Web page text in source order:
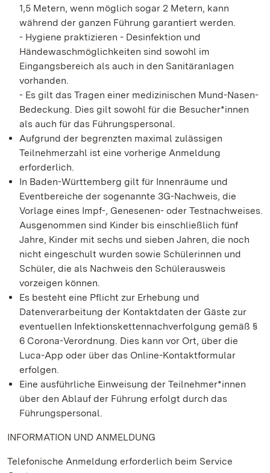
1,5 Metern, wenn möglich sogar 2 Metern, kann
während der ganzen Führung garantiert werden.
- Hygiene praktizieren - Desinfektion und
Händewaschmöglichkeiten sind sowohl im
Eingangsbereich als auch in den Sanitäranlagen
vorhanden.
- Es gilt das Tragen einer medizinischen Mund-Nasen-
Bedeckung. Dies gilt sowohl für die Besucher*innen
als auch für das Führungspersonal.
Aufgrund der begrenzten maximal zulässigen
Teilnehmerzahl ist eine vorherige Anmeldung
erforderlich.
In Baden-Württemberg gilt für Innenräume und
Eventbereiche der sogenannte 3G-Nachweis, die
Vorlage eines Impf-, Genesenen- oder Testnachweises.
Ausgenommen sind Kinder bis einschließlich fünf
Jahre, Kinder mit sechs und sieben Jahren, die noch
nicht eingeschult wurden sowie Schülerinnen und
Schüler, die als Nachweis den Schülerausweis
vorzeigen können.
Es besteht eine Pflicht zur Erhebung und
Datenverarbeitung der Kontaktdaten der Gäste zur
eventuellen Infektionskettennachverfolgung gemäß §
6 Corona-Verordnung. Dies kann vor Ort, über die
Luca-App oder über das Online-Kontaktformular
erfolgen.
Eine ausführliche Einweisung der Teilnehmer*innen
über den Ablauf der Führung erfolgt durch das
Führungspersonal.
INFORMATION UND ANMELDUNG
Telefonische Anmeldung erforderlich beim Service